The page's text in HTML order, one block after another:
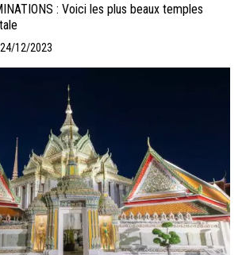
: Voici les plus beaux temples
12/2023